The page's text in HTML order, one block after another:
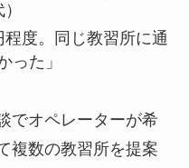
程度。同じ教習所に通
った」
でオペレーターが希
複数の教習所を提案